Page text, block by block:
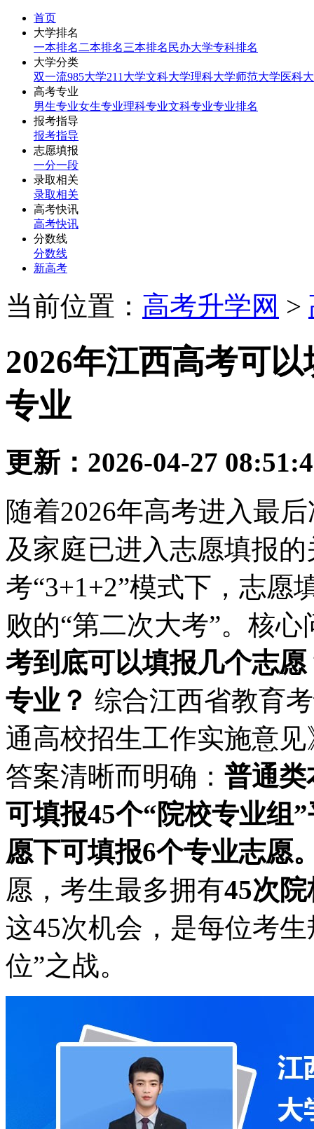
首页
大学排名
一本排名 二本排名三本排名 民办大学专科排名
大学分类
双一流985大学211大学文科大学理科大学师范大学医科
高考专业
男生专业女生专业理科专业文科专业专业排名
报考指导
报考指导
志愿填报
一分一段
录取相关
录取相关
高考快讯
高考快讯
分数线
分数线
新高考
当前位置： 高考升学网 >
2026年江西高考可
专业
更新：2026-04-27
随着2026年高考进入最
及家庭已进入志愿填报
考“3+1+2”模式下，志愿
败的“第二次大考”。核
考到底可以填报几个志
专业？ 综合江西省教育
通高校招生工作实施意
答案清晰而明确： 普通类
可填报45个“院校专业组
愿下可填报6个专业志愿
愿，考生最多拥有45次
这45次机会，是每位考
位”之战。